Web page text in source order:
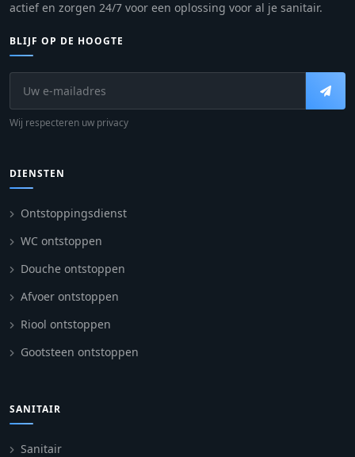
actief en zorgen 24/7 voor een oplossing voor al je sanitair.
BLIJF OP DE HOOGTE
Wij respecteren uw privacy
DIENSTEN
Ontstoppingsdienst
WC ontstoppen
Douche ontstoppen
Afvoer ontstoppen
Riool ontstoppen
Gootsteen ontstoppen
SANITAIR
Sanitair